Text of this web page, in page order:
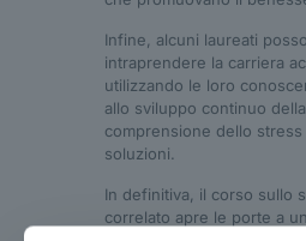
Infine, alcuni laureati
intraprendere la carriera
utilizzando le loro
allo sviluppo continuo
comprensione dello
soluzioni.
In definitiva, il corso sullo
correlato apre le porte a